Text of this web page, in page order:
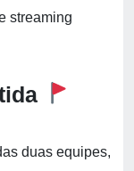
streaming
duas equipes,